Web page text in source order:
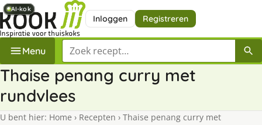
Inloggen Registreren
Menu Zoek een recept
Thaise penang curry met
rundvlees
U bent hier: Home › Recepten › Thaise penang curry met
AI-kok
AI-kok
AI-kok
AI-kok
AI-kok
AI-kok